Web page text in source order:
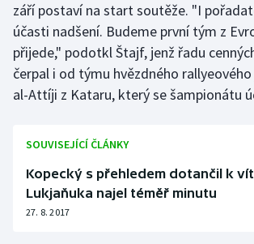
Rychlostní kanoistika
Short track
Sportovní střelba
Stolní tenis
Triatlon
Veslování
září postaví na start soutěže. "I
účasti nadšení. Budeme první tým z
přijede," podotkl Štajf, jenž řadu
čerpal i od týmu hvězdného
al-Attíji z Kataru, který se šampionátu
SOUVISEJÍCÍ ČLÁNKY
Kopecký s přehledem dotančil k
Lukjaňuka najel téměř minutu
27. 8. 2017